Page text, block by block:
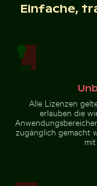
Funkelnde
Café-Tisch im Freien
Tulpen
Knospe einer
Einfache,
Alle Lizenzen
erlauben die
zugänglich gemacht